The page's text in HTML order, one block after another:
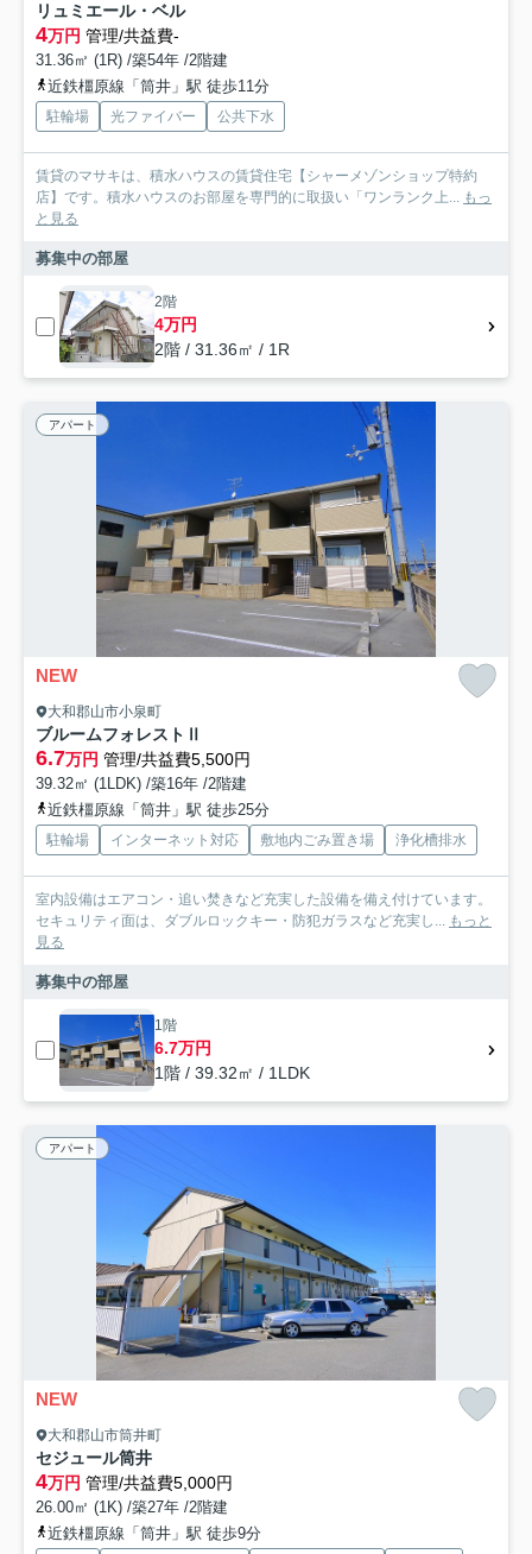
リュミエール・ベル
4万円 管理/共益費-
31.36㎡ (1R) /築54年 /2階建
近鉄橿原線「筒井」駅 徒歩11分
駐輪場 光ファイバー 公共下水
賃貸のマサキは、積水ハウスの賃貸住宅【シャーメゾンショップ特約
店】です。積水ハウスのお部屋を専門的に取扱い「ワンランク上... もっ
と見る
募集中の部屋
2階
4万円
2階 / 31.36㎡ / 1R
アパート
NEW
大和郡山市小泉町
ブルームフォレストⅡ
6.7万円 管理/共益費5,500円
39.32㎡ (1LDK) /築16年 /2階建
近鉄橿原線「筒井」駅 徒歩25分
駐輪場 インターネット対応 敷地内ごみ置き場 浄化槽排水
室内設備はエアコン・追い焚きなど充実した設備を備え付けています。
セキュリティ面は、ダブルロックキー・防犯ガラスなど充実し... もっと
見る
募集中の部屋
1階
6.7万円
1階 / 39.32㎡ / 1LDK
アパート
NEW
大和郡山市筒井町
セジュール筒井
4万円 管理/共益費5,000円
26.00㎡ (1K) /築27年 /2階建
近鉄橿原線「筒井」駅 徒歩9分